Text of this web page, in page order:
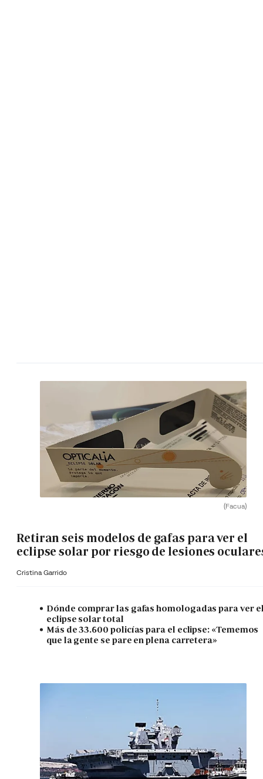
(Facua)
Retiran seis modelos de gafas para ver el
eclipse solar por riesgo de lesiones
Cristina Garrido
Dónde comprar las gafas homologadas para ver
eclipse solar total
Más de 33.600 policías para el eclipse: «Tememos
que la gente se pare en plena carretera»